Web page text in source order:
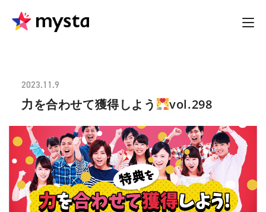
2023.11.9
力を合わせて獲得しよう vol.298